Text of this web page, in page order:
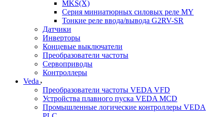
MKS(X)
Серия миниатюрных силовых реле MY
Тонкие реле ввода/вывода G2RV-SR
Датчики
Инверторы
Концевые выключатели
Преобразователи частоты
Сервоприводы
Контроллеры
Veda
Преобразователи частоты VEDA VFD
Устройства плавного пуска VEDA MCD
Промышленные логические контроллеры VEDA